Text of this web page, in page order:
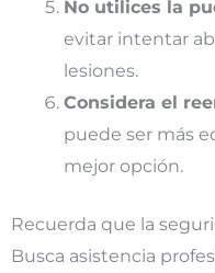
No utilices la
evitar intentar
lesiones.
Considera el
puede ser más
mejor opción.
Recuerda que la
Busca asistencia